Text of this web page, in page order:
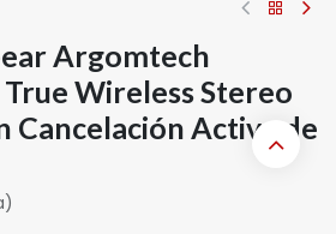
Argomtech
Wireless Stereo
Cancelación Activa de